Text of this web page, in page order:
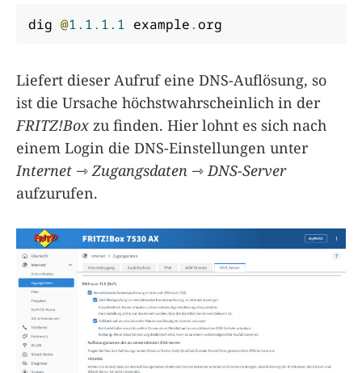
dig @1.1. 1.1 example.org
Liefert dieser Aufruf eine DNS-Auflösung, so
ist die Ursache höchstwahrscheinlich in der
FRITZ!Box zu finden. Hier lohnt es sich nach
einem Login die DNS-Einstellungen unter
Internet ⇾ Zugangsdaten ⇾ DNS-Server
aufzurufen.